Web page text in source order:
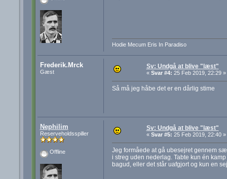
Hodie Mecum Eris In Paradiso
Frederik.Mrck
Gæst
Sv: Undgå at blive "læst"
« Svar #4: 25 Feb 2019, 22:29 »
Så må jeg håbe det er en dårlig stime
Nephilim
Reserveholdsspiller
Offline
Sv: Undgå at blive "læst"
« Svar #5: 25 Feb 2019, 22:40 »
Jeg formåede at gå ubesejret gennem
i streg uden nederlag. Tabte kun én
bagud, eller det står uafgjort og kun en